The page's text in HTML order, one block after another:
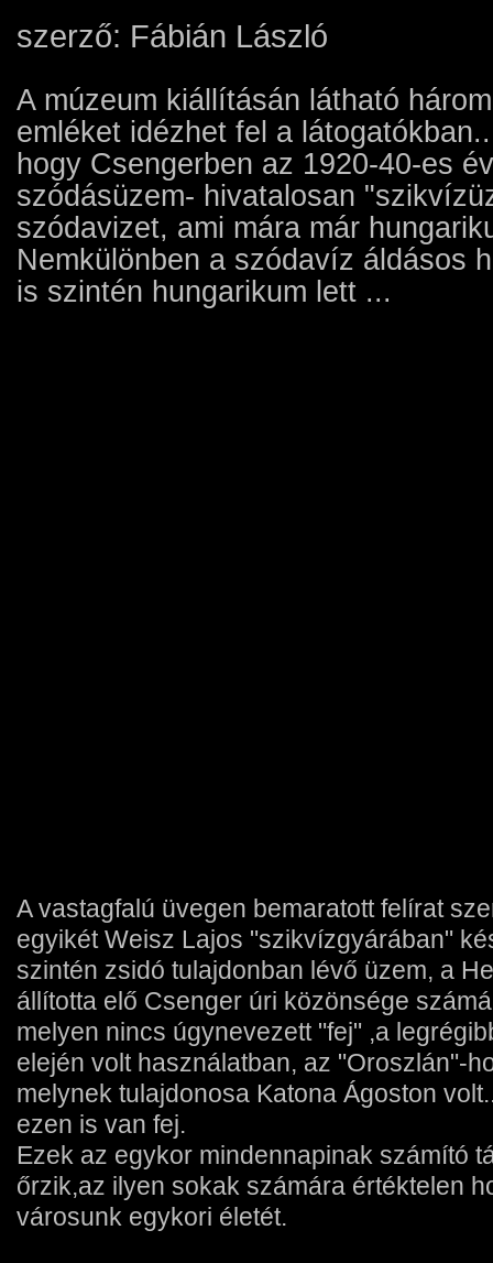
szerző: Fábián László
A múzeum kiállításán látható
emléket idézhet fel a
hogy Csengerben az 1920-40-es
szódásüzem- hivatalosan
szódavizet, ami mára már
Nemkülönben a szódavíz áldásos
is szintén hungarikum lett ...
A vastagfalú üvegen bemaratott felírat
egyikét Weisz Lajos "szikvízgyárában"
szintén zsidó tulajdonban lévő üzem, a
állította elő Csenger úri közönsége
melyen nincs úgynevezett "fej" ,a
elején volt használatban, az "Oroszlán"-
melynek tulajdonosa Katona Ágoston
ezen is van fej.
Ezek az egykor mindennapinak számító
őrzik,az ilyen sokak számára értéktelen
városunk egykori életét.